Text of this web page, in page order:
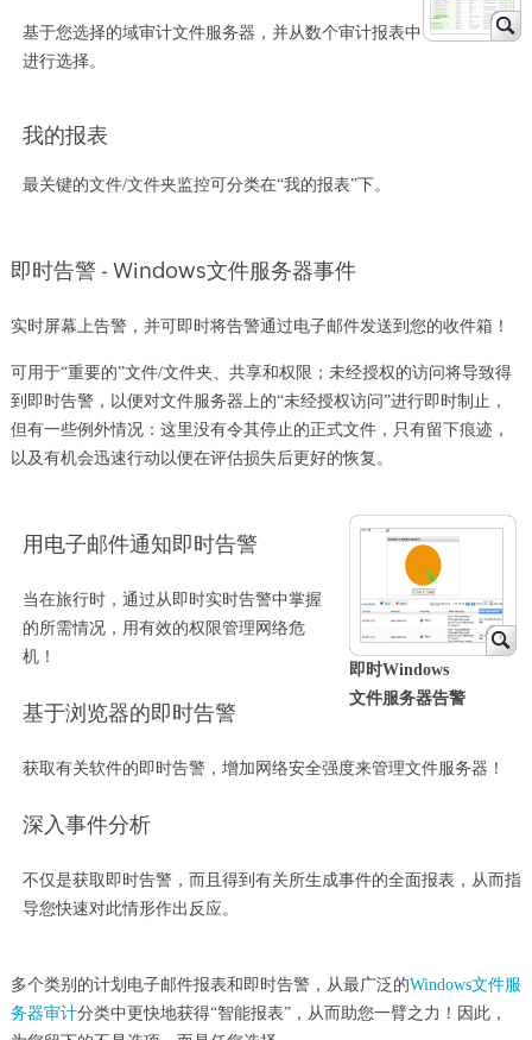
基于您选择的域审计文件服务器，并从数个审计报表中
进行选择。
我的报表
最关键的文件/文件夹监控可分类在“我的报表”下。
即时告警 - Windows文件服务器事件
实时屏幕上告警，并可即时将告警通过电子邮件发送到您的收件箱！
可用于“重要的”文件/文件夹、共享和权限；未经授权的访问将导致得
到即时告警，以便对文件服务器上的“未经授权访问”进行即时制止，
但有一些例外情况：这里没有令其停止的正式文件，只有留下痕迹，
以及有机会迅速行动以便在评估损失后更好的恢复。
即时Windows
文件服务器告警
用电子邮件通知即时告警
当在旅行时，通过从即时实时告警中掌握
的所需情况，用有效的权限管理网络危
机！
基于浏览器的即时告警
获取有关软件的即时告警，增加网络安全强度来管理文件服务器！
深入事件分析
不仅是获取即时告警，而且得到有关所生成事件的全面报表，从而指
导您快速对此情形作出反应。
多个类别的计划电子邮件报表和即时告警，从最广泛的Windows文件服
务器审计分类中更快地获得“智能报表”，从而助您一臂之力！因此，